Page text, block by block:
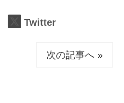
Twitter
次の記事へ »